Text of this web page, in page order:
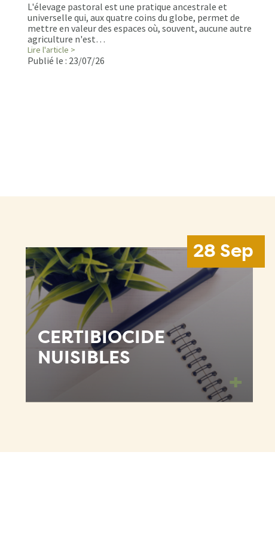
L'élevage pastoral est une pratique ancestrale et
universelle qui, aux quatre coins du globe, permet de
mettre en valeur des espaces où, souvent, aucune autre
agriculture n'est…
Lire l'article >
Publié le : 23/07/26
CERTIBIOCIDE
NUISIBLES
28 Sep
+